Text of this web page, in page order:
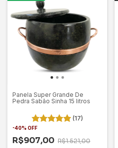
Panela Super Grande De
Pedra Sabão Sinha 15 litros
(17)
-40% OFF
R$907,00 R$1.521,00